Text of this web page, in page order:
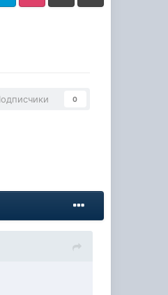
InstagramLivejournalOdnoklassniki
0